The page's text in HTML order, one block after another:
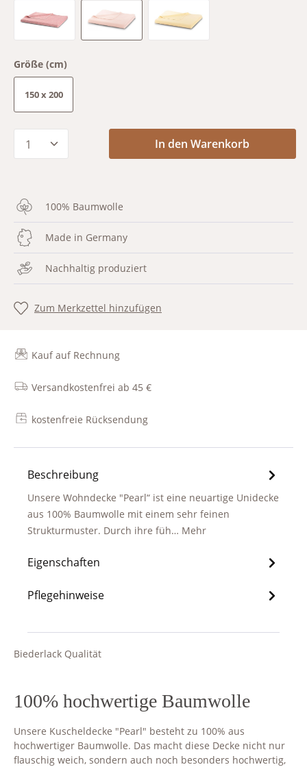
red rose yellow
Größe (cm)
150 x 200
Produkt Anzahl: Gib den gewünschten
In den Warenkorb
100% Baumwolle
Made in Germany
Nachhaltig produziert
Zum Merkzettel hinzufügen
Kauf auf Rechnung
Versandkostenfrei ab 45 €
kostenfreie Rücksendung
Beschreibung
Unsere Wohndecke "Pearl“ ist eine neuartige Unidecke
aus 100% Baumwolle mit einem sehr feinen
Strukturmuster. Durch ihre füh… Mehr
Eigenschaften
Pflegehinweise
Biederlack Qualität
100% hochwertige Baumwolle
Unsere Kuscheldecke "Pearl" besteht zu 100% aus
hochwertiger Baumwolle. Das macht diese Decke nicht nur
flauschig weich, sondern auch noch besonders hochwertig,